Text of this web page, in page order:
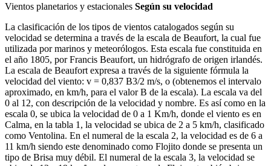
Vientos planetarios y estacionales Según su velocidad
La clasificación de los tipos de vientos catalogados según su
velocidad se determina a través de la escala de Beaufort, la cual fue
utilizada por marinos y meteorólogos. Esta escala fue constituida en
el año 1805, por Francis Beaufort, un hidrógrafo de origen irlandés.
La escala de Beaufort expresa a través de la siguiente fórmula la
velocidad del viento: v = 0,837 B3/2 m/s, o (obtenemos el intervalo
aproximado, en km/h, para el valor B de la escala). La escala va del
0 al 12, con descripción de la velocidad y nombre. Es así como en la
escala 0, se ubica la velocidad de 0 a 1 Km/h, donde el viento es en
Calma, en la tabla 1, la velocidad se ubica de 2 a 5 km/h, clasificado
como Ventolina. En el numeral de la escala 2, la velocidad es de 6 a
11 km/h siendo este denominado como Flojito donde se presenta un
tipo de Brisa muy débil. El numeral de la escala 3, la velocidad se